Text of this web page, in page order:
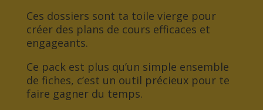
Ces dossiers sont ta toile vierge pour
créer des plans de cours efficaces et
engageants.
Ce pack est plus qu’un simple ensemble
de fiches, c’est un outil précieux pour te
faire gagner du temps.